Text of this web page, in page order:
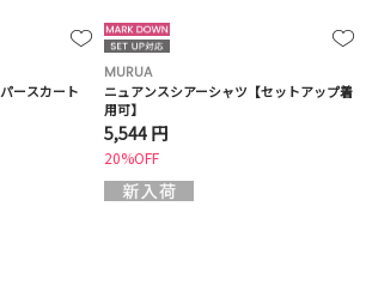
ースカート
MURUA
ニュアンスシアーシャツ【セットアップ着
用可】
5,544 円
20%OFF